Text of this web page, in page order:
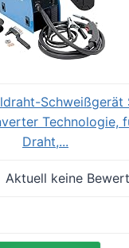
Schweißgerät
Technologie,
Draht,...
Aktuell keine